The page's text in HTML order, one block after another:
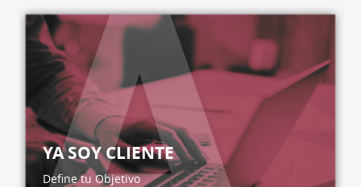
YA SOY CLIENTE
Define tu Objetivo